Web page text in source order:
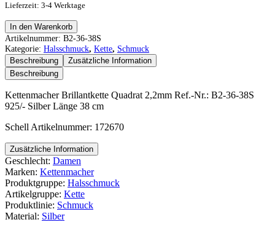
Lieferzeit: 3-4 Werktage
Kettenmacher
Brillantkette
Quadrat
2,2mm
Menge
In den Warenkorb
Artikelnummer: B2-36-38S
Kategorie: Halsschmuck, Kette, Schmuck
Beschreibung
Zusätzliche Information
Beschreibung
Kettenmacher Brillantkette Quadrat 2,2mm Ref.-Nr.: B2-36-38S
925/- Silber Länge 38 cm
Schell Artikelnummer: 172670
Zusätzliche Information
Geschlecht: Damen
Marken: Kettenmacher
Produktgruppe: Halsschmuck
Artikelgruppe: Kette
Produktlinie: Schmuck
Material: Silber